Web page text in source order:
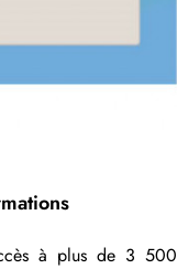
à plus de 3 500